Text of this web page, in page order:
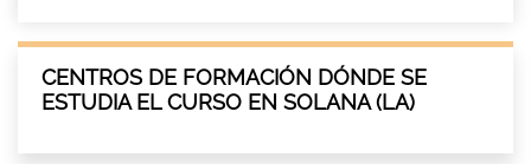
CENTROS DE FORMACIÓN DÓNDE SE
ESTUDIA EL CURSO EN SOLANA (LA)